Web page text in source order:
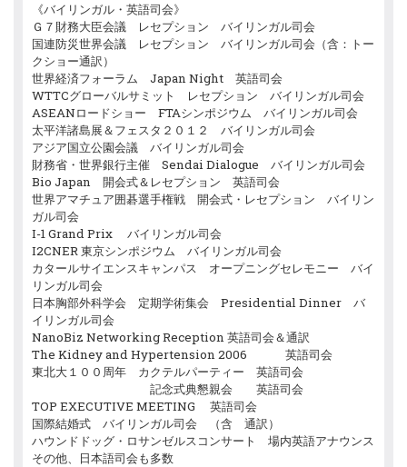
《バイリンガル・英語司会》
Ｇ７財務大臣会議 レセプション バイリンガル司会
国連防災世界会議 レセプション バイリンガル司会（含：トー
クショー通訳）
世界経済フォーラム Japan Night 英語司会
WTTCグローバルサミット レセプション バイリンガル司会
ASEANロードショー FTAシンポジウム バイリンガル司会
太平洋諸島展＆フェスタ２０１２ バイリンガル司会
アジア国立公園会議 バイリンガル司会
財務省・世界銀行主催 Sendai Dialogue バイリンガル司会
Bio Japan 開会式＆レセプション 英語司会
世界アマチュア囲碁選手権戦 開会式・レセプション バイリン
ガル司会
I-1 Grand Prix バイリンガル司会
I2CNER 東京シンポジウム バイリンガル司会
カタールサイエンスキャンパス オープニングセレモニー バイ
リンガル司会
日本胸部外科学会 定期学術集会 Presidential Dinner バ
イリンガル司会
NanoBiz Networking Reception 英語司会＆通訳
The Kidney and Hypertension 2006 英語司会
東北大１００周年 カクテルパーティー 英語司会
記念式典懇親会 英語司会
TOP EXECUTIVE MEETING 英語司会
国際結婚式 バイリンガル司会 （含 通訳）
ハウンドドッグ・ロサンゼルスコンサート 場内英語アナウンス
その他、日本語司会も多数